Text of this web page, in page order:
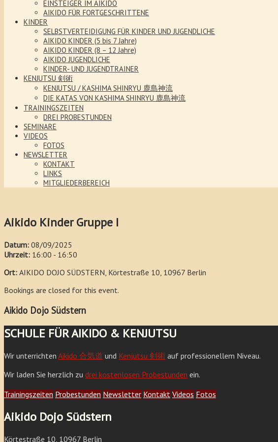
EINSTEIGER IM AIKIDO
AIKIDO FÜR FORTGESCHRITTENE
KINDER
SELBSTVERTEIDIGUNG FÜR KINDER UND JUGENDLICHE
AIKIDO KINDER (5 bis 7 Jahre)
AIKIDO KINDER (8 – 12 Jahre)
AIKIDO JUGENDLICHE
KINDER- UND JUGENDTRAINER
KENJUTSU 剣術
KENJUTSU / KASHIMA SHINRYU 鹿島神流
DIE KATAS VON KASHIMA SHINRYU 鹿島神流
TRAININGSZEITEN
DREI PROBESTUNDEN
SEMINARE
VIDEOS
FOTOS
NEWSLETTER
KONTAKT
LINKS
MITGLIEDERBEREICH
Aikido Kinder Gruppe I
Datum: 08/09/2025
Uhrzeit: 16:00 - 16:50
Ort: AIKIDO DOJO SÜDSTERN, Körtestraße 10, 10967 Berlin
Bookings are closed for this event.
Aikido Dojo Südstern
SCHULE FÜR AIKIDO & KENJUTSU
Wir unterrichten Aikido 合気道 und Kenjutsu 剣術 auf professionellem Niveau.
Wir laden Sie herzlich zu drei kostenlosen Probestunden ein.
Trainingszeiten Probestunden Newsletter Kontakt Videos Fotos
Aikido Dojo Südstern
Körtestraße 10, 10967 Berlin